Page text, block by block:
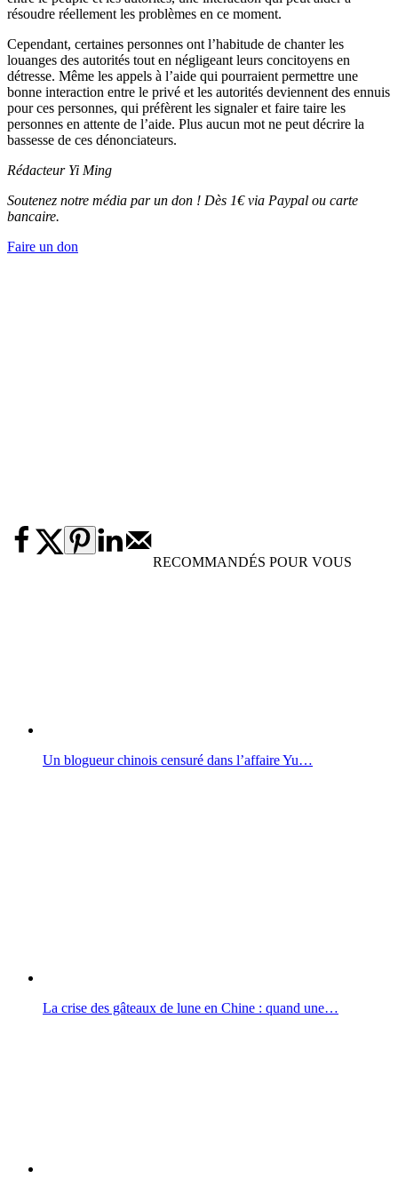
résoudre réellement les problèmes en ce moment.
Cependant, certaines personnes ont l’habitude de chanter les
louanges des autorités tout en négligeant leurs concitoyens en
détresse. Même les appels à l’aide qui pourraient permettre une
bonne interaction entre le privé et les autorités deviennent des ennuis
pour ces personnes, qui préfèrent les signaler et faire taire les
personnes en attente de l’aide. Plus aucun mot ne peut décrire la
bassesse de ces dénonciateurs.
Rédacteur Yi Ming
Soutenez notre média par un don ! Dès 1€ via Paypal ou carte
bancaire.
Faire un don
RECOMMANDÉS POUR VOUS
Un blogueur chinois censuré dans l’affaire Yu…
La crise des gâteaux de lune en Chine : quand une…